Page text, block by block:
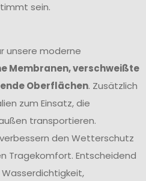
sein.
unsere moderne
Membranen, verschweißte
Oberflächen. Zusätzlich
zum Einsatz, die
transportieren.
den Wetterschutz
Tragekomfort. Entscheidend